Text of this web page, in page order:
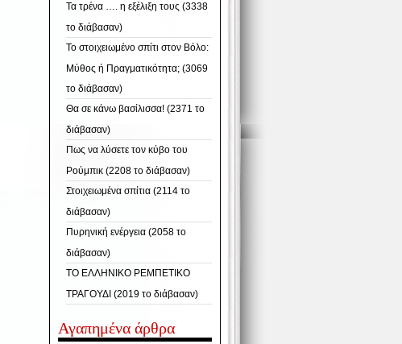
Τα τρένα …. η εξέλιξη τους (3338
το διάβασαν)
Το στοιχειωμένο σπίτι στον Βόλο:
Μύθος ή Πραγματικότητα; (3069
το διάβασαν)
Θα σε κάνω βασίλισσα! (2371 το
διάβασαν)
Πως να λύσετε τον κύβο του
Ρούμπικ (2208 το διάβασαν)
Στοιχειωμένα σπίτια (2114 το
διάβασαν)
Πυρηνική ενέργεια (2058 το
διάβασαν)
ΤΟ ΕΛΛΗΝΙΚΟ ΡΕΜΠΕΤΙΚΟ
ΤΡΑΓΟΥΔΙ (2019 το διάβασαν)
Αγαπημένα άρθρα